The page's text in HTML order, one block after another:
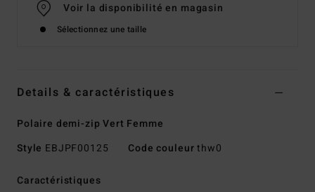
Voir la disponibilité en magasin
Sélectionnez une taille
Details & caractéristiques
Polaire demi-zip Vert Femme
Style EBJPF00125 Code couleurthw0
Caractéristiques